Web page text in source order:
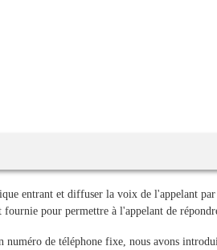
entrant et diffuser la voix de l'appelant
fournie pour permettre à l'appelant de
numéro de téléphone fixe, nous avons